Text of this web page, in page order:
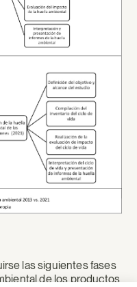
las siguientes fases
de los productos